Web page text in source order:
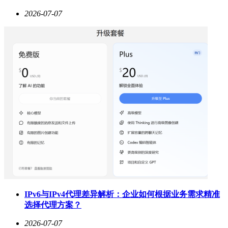
2026-07-07
IPv6与IPv4代理差异解析：企业如何根据业务需求精准
选择代理方案？
2026-07-07